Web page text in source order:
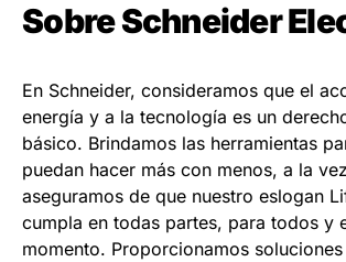
Sobre Schneider
En Schneider, consideramos que el
energía y a la tecnología es un
básico. Brindamos las herramientas
puedan hacer más con menos, a la
aseguramos de que nuestro eslogan
cumpla en todas partes, para todos y
momento. Proporcionamos